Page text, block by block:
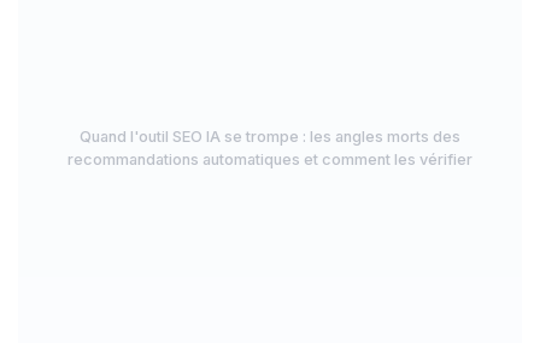
Quand l'outil SEO IA se trompe : les angles morts des
recommandations automatiques et comment les vérifier